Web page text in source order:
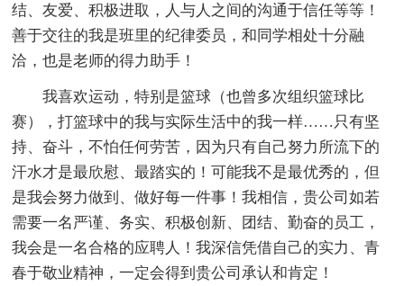
结、友爱、积极进取，人与人之间的沟通于信任等等！
善于交往的我是班里的纪律委员，和同学相处十分融
洽，也是老师的得力助手！
我喜欢运动，特别是篮球（也曾多次组织篮球比
赛），打篮球中的我与实际生活中的我一样……只有坚
持、奋斗，不怕任何劳苦，因为只有自己努力所流下的
汗水才是最欣慰、最踏实的！可能我不是最优秀的，但
是我会努力做到、做好每一件事！我相信，贵公司如若
需要一名严谨、务实、积极创新、团结、勤奋的员工，
我会是一名合格的应聘人！我深信凭借自己的实力、青
春于敬业精神，一定会得到贵公司承认和肯定！